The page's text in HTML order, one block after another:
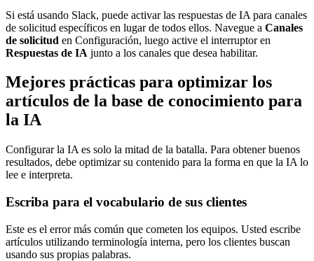
Si está usando Slack, puede activar las respuestas de IA para canales
de solicitud específicos en lugar de todos ellos. Navegue a Canales
de solicitud en Configuración, luego active el interruptor en
Respuestas de IA junto a los canales que desea habilitar.
Mejores prácticas para optimizar los
artículos de la base de conocimiento para
la IA
Configurar la IA es solo la mitad de la batalla. Para obtener buenos
resultados, debe optimizar su contenido para la forma en que la IA lo
lee e interpreta.
Escriba para el vocabulario de sus clientes
Este es el error más común que cometen los equipos. Usted escribe
artículos utilizando terminología interna, pero los clientes buscan
usando sus propias palabras.